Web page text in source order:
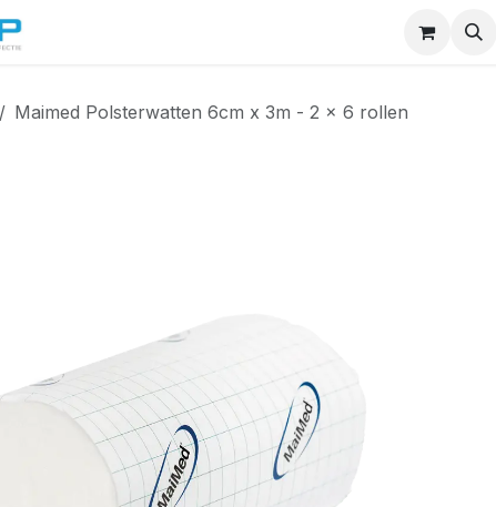
Maimed Polsterwatten 6cm x 3m - 2 x 6 rollen